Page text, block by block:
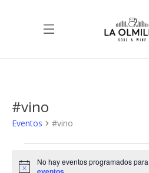
#vino
Eventos #vino
Eventos
Aviso
No hay eventos programados
.